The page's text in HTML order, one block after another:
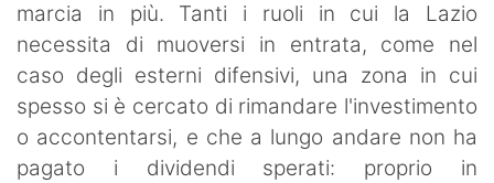
marcia in più. Tanti i ruoli in cui la Lazio
necessita di muoversi in entrata, come nel
caso degli esterni difensivi, una zona in cui
spesso si è cercato di rimandare l'investimento
o accontentarsi, e che a lungo andare non ha
pagato i dividendi sperati: proprio in